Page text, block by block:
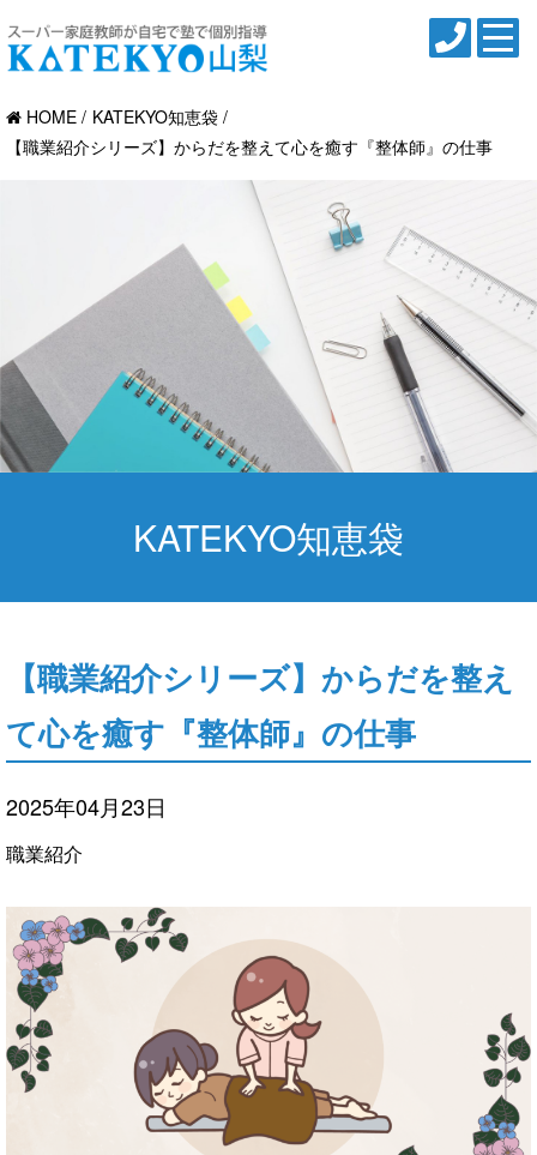
HOME
KATEKYO知恵袋
【職業紹介シリーズ】からだを整えて心を癒す『整体師』の仕事
KATEKYO知恵袋
【職業紹介シリーズ】からだを整え
て心を癒す『整体師』の仕事
2025年04月23日
職業紹介